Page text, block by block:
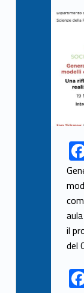
Link identifier archive #link-archive-thumb-soap-83000
Link identifier share facebook
il
del